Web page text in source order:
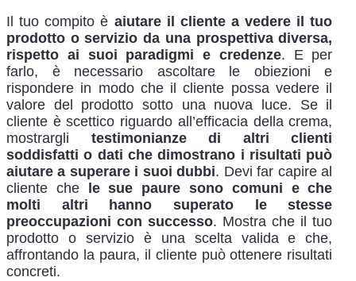
Il tuo compito è aiutare il cliente a vedere il tuo
prodotto o servizio da una prospettiva diversa,
rispetto ai suoi paradigmi e credenze. E per
farlo, è necessario ascoltare le obiezioni e
rispondere in modo che il cliente possa vedere il
valore del prodotto sotto una nuova luce. Se il
cliente è scettico riguardo all’efficacia della crema,
mostrargli testimonianze di altri clienti
soddisfatti o dati che dimostrano i risultati può
aiutare a superare i suoi dubbi. Devi far capire al
cliente che
le sue paure sono comuni e che
molti altri hanno superato le stesse
preoccupazioni con successo. Mostra che il tuo
prodotto o servizio è una scelta valida e che,
affrontando la paura, il cliente può ottenere risultati
concreti.